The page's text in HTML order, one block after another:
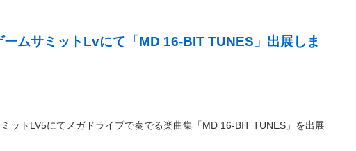
ムサミットLvにて「MD 16-BIT TUNES」出展しま
ットLV5にてメガドライブで奏でる楽曲集「MD 16-BIT TUNES」を出展